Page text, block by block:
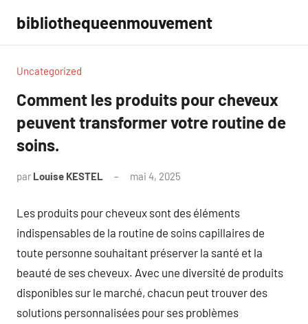
contenu
bibliothequeenmouvement
Uncategorized
Comment les produits pour cheveux
peuvent transformer votre routine de
soins.
par Louise KESTEL mai 4, 2025
Les produits pour cheveux sont des éléments
indispensables de la routine de soins capillaires de
toute personne souhaitant préserver la santé et la
beauté de ses cheveux. Avec une diversité de produits
disponibles sur le marché, chacun peut trouver des
solutions personnalisées pour ses problèmes